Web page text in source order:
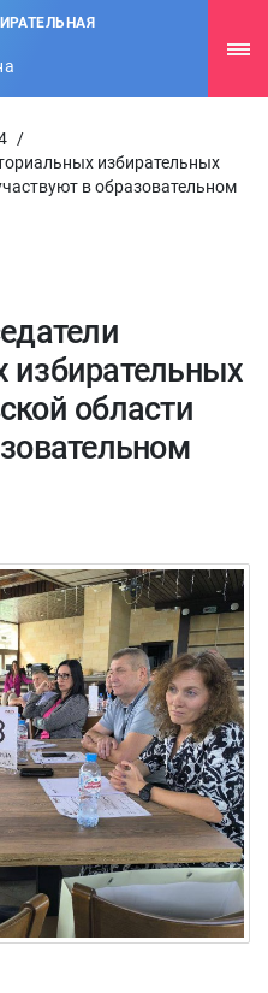
/
избирательных
в образовательном
избирательных
области